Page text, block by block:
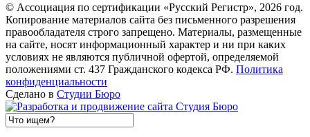
© Ассоциация по сертификации «Русский Регистр», 2026 год.
Копирование материалов сайта без письменного разрешения
правообладателя строго запрещено. Материалы, размещенные
на сайте, носят информационный характер и ни при каких
условиях не являются публичной офертой, определяемой
положениями ст. 437 Гражданского кодекса РФ. Политика
конфиденциальности
Сделано в Студии Бюро